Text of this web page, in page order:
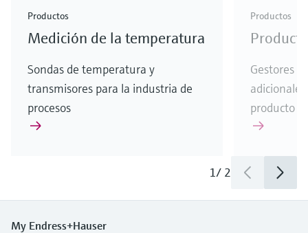
Productos
Medición de la temperatura
Sondas de temperatura y
transmisores para la industria de
procesos
Productos
Gestores
producto -
1/ 2
My Endress+Hauser